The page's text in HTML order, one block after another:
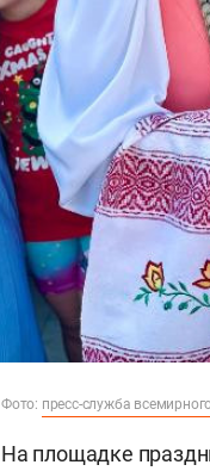
Фото: пресс-служба
На площадке